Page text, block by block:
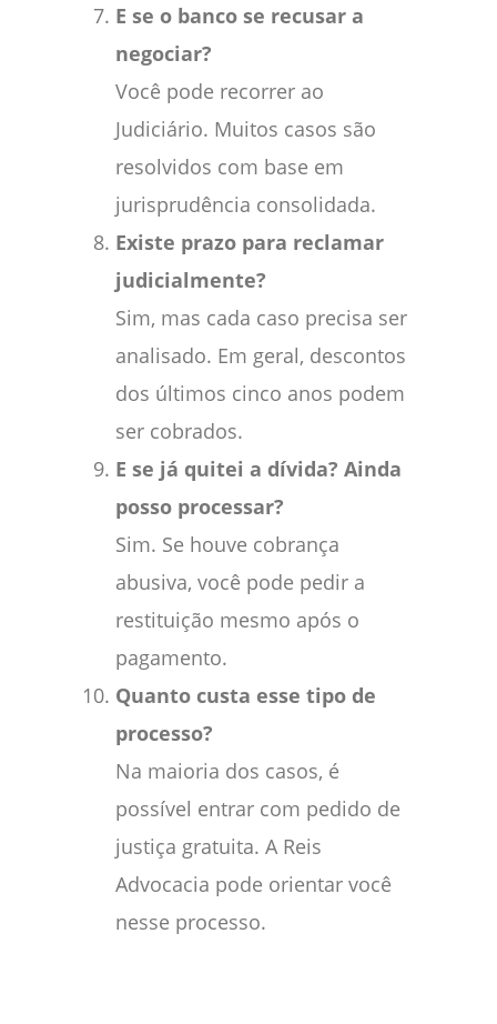
E se o banco se recusar a
negociar?
Você pode recorrer ao
Judiciário. Muitos casos são
resolvidos com base em
jurisprudência consolidada.
Existe prazo para reclamar
judicialmente?
Sim, mas cada caso precisa ser
analisado. Em geral, descontos
dos últimos cinco anos podem
ser cobrados.
E se já quitei a dívida? Ainda
posso processar?
Sim. Se houve cobrança
abusiva, você pode pedir a
restituição mesmo após o
pagamento.
Quanto custa esse tipo de
processo?
Na maioria dos casos, é
possível entrar com pedido de
justiça gratuita. A Reis
Advocacia pode orientar você
nesse processo.